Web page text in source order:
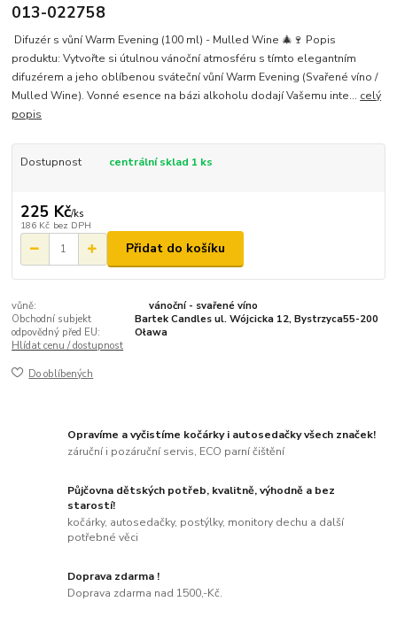
013-022758
Difuzér s vůní Warm Evening (100 ml) - Mulled Wine 🎄🍷 Popis
produktu: Vytvořte si útulnou vánoční atmosféru s tímto elegantním
difuzérem a jeho oblíbenou sváteční vůní Warm Evening (Svařené víno /
Mulled Wine). Vonné esence na bázi alkoholu dodají Vašemu inte... celý
popis
Dostupnost centrální sklad 1 ks
225 Kč/ks
186 Kč bez DPH
Přidat do košíku
vůně:
vánoční - svařené víno
Obchodní subjekt
odpovědný před EU:
Bartek Candles ul. Wójcicka 12, Bystrzyca55-200
Oława
Hlídat cenu / dostupnost
Do oblíbených
Opravíme a vyčistíme kočárky i autosedačky všech značek!
záruční i pozáruční servis, ECO parní čištění
Půjčovna dětských potřeb, kvalitně, výhodně a bez
starostí!
kočárky, autosedačky, postýlky, monitory dechu a další
potřebné věci
Doprava zdarma !
Doprava zdarma nad 1500,-Kč.